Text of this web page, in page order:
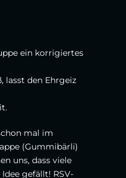
ein korrigiertes
lasst den Ehrgeiz
mal im
(Gummibärli)
uns, dass viele
gefällt! RSV-